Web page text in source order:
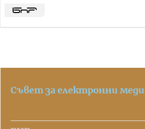
Съвет за електронни